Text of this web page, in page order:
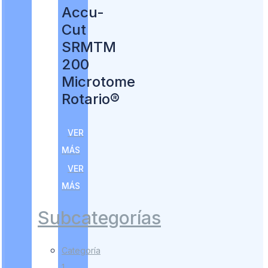
Accu-
Cut
SRMTM
200
Microtome
Rotario®
VER
MÁS
VER
MÁS
Subcategorías
Categoría